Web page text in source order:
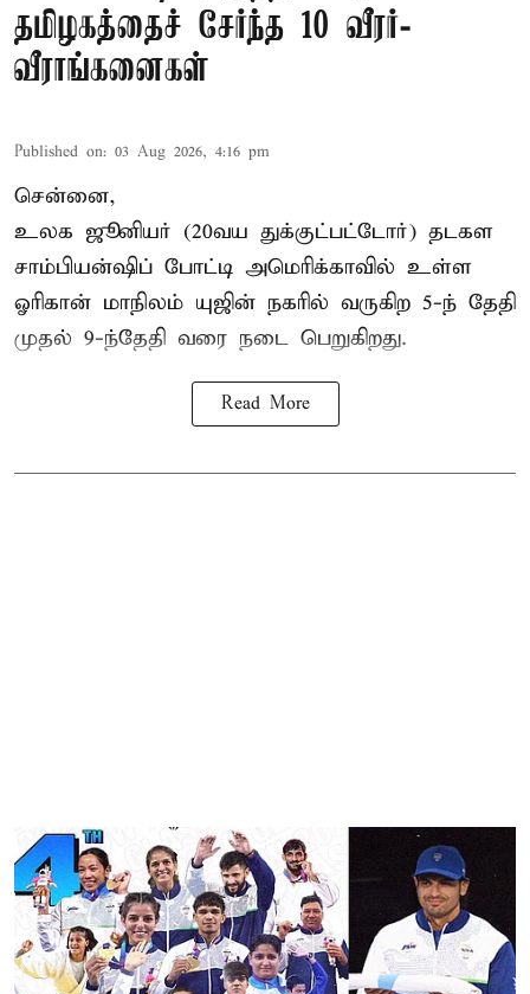
தமிழகத்தைச் சேர்ந்த 10 வீரர்-
வீராங்கனைகள்
Published on: 03 Aug 2026, 4:16 pm
சென்னை,
உலக ஜூனியர் (20வய துக்குட்பட்டோர்) தடகள
சாம்பியன்ஷிப் போட்டி அமெரிக்காவில் உள்ள
ஓரிகான் மாநிலம் யுஜின் நகரில் வருகிற 5-ந் தேதி
முதல் 9-ந்தேதி வரை நடை பெறுகிறது.
Read More